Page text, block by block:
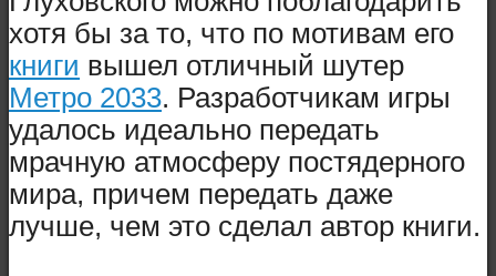
хотя бы за то, что по мотивам его
книги вышел отличный шутер
Метро 2033. Разработчикам игры
удалось идеально передать
мрачную атмосферу постядерного
мира, причем передать даже
лучше, чем это сделал автор книги.